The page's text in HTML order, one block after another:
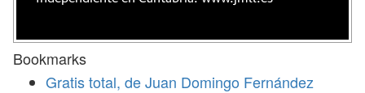
Bookmarks
Gratis total, de Juan Domingo Fernández